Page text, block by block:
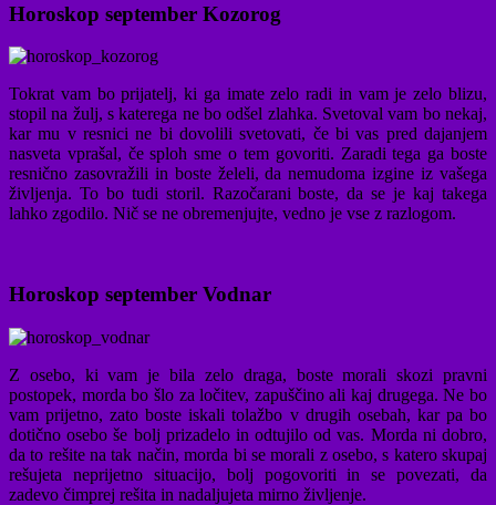
Horoskop september Kozorog
Tokrat vam bo prijatelj, ki ga imate zelo radi in vam je zelo blizu,
stopil na žulj, s katerega ne bo odšel zlahka. Svetoval vam bo nekaj,
kar mu v resnici ne bi dovolili svetovati, če bi vas pred dajanjem
nasveta vprašal, če sploh sme o tem govoriti. Zaradi tega ga boste
resnično zasovražili in boste želeli, da nemudoma izgine iz vašega
življenja. To bo tudi storil. Razočarani boste, da se je kaj takega
lahko zgodilo. Nič se ne obremenjujte, vedno je vse z razlogom.
Horoskop september Vodnar
Z osebo, ki vam je bila zelo draga, boste morali skozi pravni
postopek, morda bo šlo za ločitev, zapuščino ali kaj drugega. Ne bo
vam prijetno, zato boste iskali tolažbo v drugih osebah, kar pa bo
dotično osebo še bolj prizadelo in odtujilo od vas. Morda ni dobro,
da to rešite na tak način, morda bi se morali z osebo, s katero skupaj
rešujeta neprijetno situacijo, bolj pogovoriti in se povezati, da
zadevo čimprej rešita in nadaljujeta mirno življenje.